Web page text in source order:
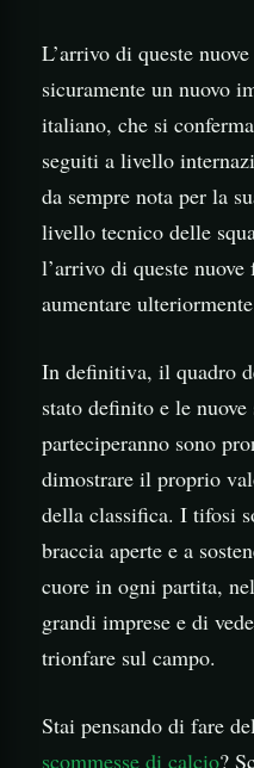
L’arrivo di queste
sicuramente un nuovo
italiano, che si
seguiti a livello
da sempre nota per la
livello tecnico delle
l’arrivo di queste
aumentare
In definitiva, il quadro
stato definito e le
parteciperanno sono
dimostrare il proprio
della classifica. I tifosi
braccia aperte e a
cuore in ogni partita,
grandi imprese e di
trionfare sul campo.
Stai pensando di fare
scommesse di calcio?